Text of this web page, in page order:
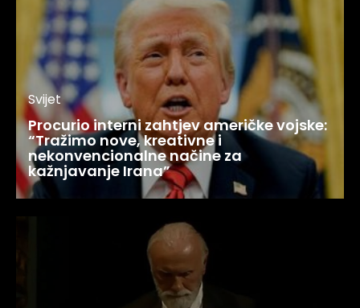
Svijet
Procurio interni zahtjev američke vojske:
“Tražimo nove, kreativne i
nekonvencionalne načine za
kažnjavanje Irana”